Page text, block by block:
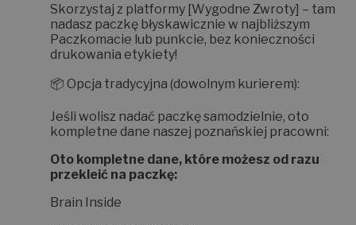
Skorzystaj z platformy [Wygodne Zwroty] – tam
nadasz paczkę błyskawicznie w najbliższym
Paczkomacie lub punkcie, bez konieczności
drukowania etykiety!
📦 Opcja tradycyjna (dowolnym kurierem):
Jeśli wolisz nadać paczkę samodzielnie, oto
kompletne dane naszej poznańskiej pracowni:
Oto kompletne dane, które możesz od razu
przekleić na paczkę:
Brain Inside